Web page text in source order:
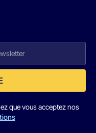
que vous acceptez nos